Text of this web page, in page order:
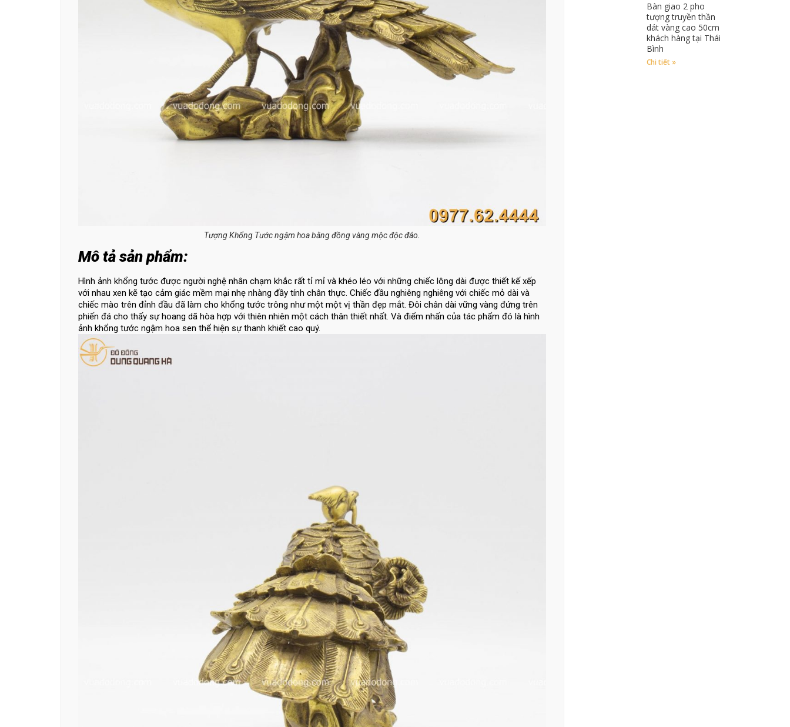
Tượng Khổng Tước ngậm hoa bằng đồng vàng mộc độc đáo.
Mô tả sản phẩm:
Hình ảnh khổng tước được người nghệ nhân chạm khắc rất tỉ mỉ và khéo léo với những chiếc lông dài được thiết kế xếp
với nhau xen kẽ tạo cảm giác mềm mại nhẹ nhàng đầy tính chân thực. Chiếc đầu nghiêng nghiêng với chiếc mỏ dài và
chiếc mào trên đỉnh đầu đã làm cho khổng tước trông như một một vị thần đẹp mắt. Đôi chân dài vững vàng đứng trên
phiến đá cho thấy sự hoang dã hòa hợp với thiên nhiên một cách thân thiết nhất. Và điểm nhấn của tác phẩm đó là hình
ảnh khổng tước ngậm hoa sen thể hiện sự thanh khiết cao quý.
Bàn giao 2 pho
tượng truyền thần
dát vàng cao 50cm
khách hàng tại Thái
Bình
Chi tiết »